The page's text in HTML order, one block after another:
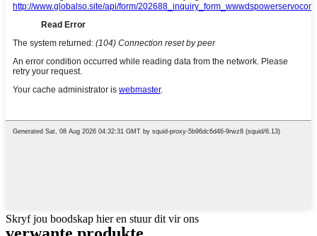
Skryf jou boodskap hier en stuur dit vir ons